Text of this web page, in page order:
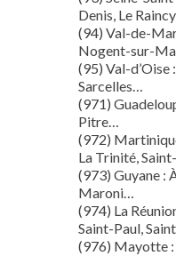
Denis, Le
(94) Val-de-
Nogent-sur-
(95) Val-d’Oise
Sarcelles…
(971)
Pitre…
(972)
La Trinité,
(973) Guyane :
Maroni…
(974) La
Saint-Paul,
(976) Mayotte